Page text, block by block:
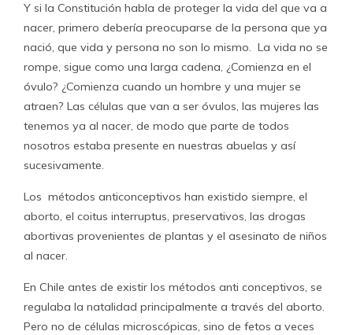
Y si la Constitución habla de proteger la vida del que va a
nacer, primero debería preocuparse de la persona que ya
nació, que vida y persona no son lo mismo. La vida no se
rompe, sigue como una larga cadena, ¿Comienza en el
óvulo? ¿Comienza cuando un hombre y una mujer se
atraen? Las células que van a ser óvulos, las mujeres las
tenemos ya al nacer, de modo que parte de todos
nosotros estaba presente en nuestras abuelas y así
sucesivamente.
Los métodos anticonceptivos han existido siempre, el
aborto, el coitus interruptus, preservativos, las drogas
abortivas provenientes de plantas y el asesinato de niños
al nacer.
En Chile antes de existir los métodos anti conceptivos, se
regulaba la natalidad principalmente a través del aborto.
Pero no de células microscópicas, sino de fetos a veces